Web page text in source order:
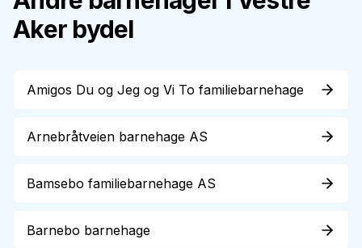
Aker bydel
Amigos Du og Jeg og Vi To familiebarnehage
Arnebråtveien barnehage AS
Bamsebo familiebarnehage AS
Barnebo barnehage